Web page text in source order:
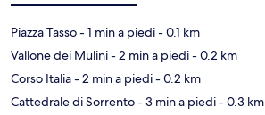
Piazza Tasso- 1 min a piedi- 0.1 km
Vallone dei Mulini- 2 min a piedi- 0.2 km
Corso Italia- 2 min a piedi- 0.2 km
Cattedrale di Sorrento- 3 min a piedi- 0.3 km